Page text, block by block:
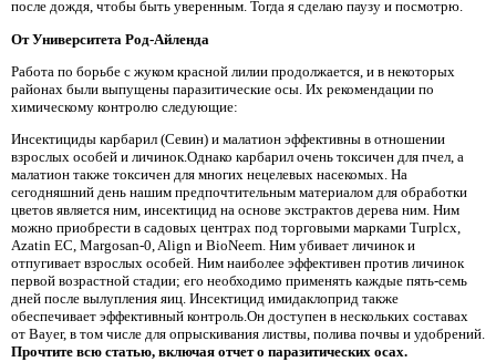
после дождя, чтобы быть уверенным. Тогда я сделаю паузу и посмотрю.
От Университета Род-Айленда
Работа по борьбе с жуком красной лилии продолжается, и в некоторых
районах были выпущены паразитические осы. Их рекомендации по
химическому контролю следующие:
Инсектициды карбарил (Севин) и малатион эффективны в отношении
взрослых особей и личинок.Однако карбарил очень токсичен для пчел, а
малатион также токсичен для многих нецелевых насекомых. На
сегодняшний день нашим предпочтительным материалом для обработки
цветов является ним, инсектицид на основе экстрактов дерева ним. Ним
можно приобрести в садовых центрах под торговыми марками Turplcx,
Azatin EC, Margosan-0, Align и BioNeem. Ним убивает личинок и
отпугивает взрослых особей. Ним наиболее эффективен против личинок
первой возрастной стадии; его необходимо применять каждые пять-семь
дней после вылупления яиц. Инсектицид имидаклоприд также
обеспечивает эффективный контроль.Он доступен в нескольких составах
от Bayer, в том числе для опрыскивания листвы, полива почвы и удобрений.
Прочтите всю статью, включая отчет о паразитических осах.